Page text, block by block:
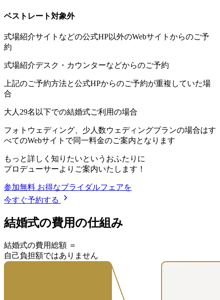
ベストレート対象外
式場紹介サイトなどの公式HP以外のWebサイトからのご予
約
式場紹介デスク・カウンターなどからのご予約
上記のご予約方法と公式HPからのご予約が重複していた場
合
大人29名以下での結婚式ご利用の場合
フォトウェディング、少人数ウェディングプランの場合はす
べてのWebサイトで同一料金のご案内となります
もっと詳しく知りたいというおふたりに
プロデューサーよりご案内いたします！
参加無料 お得なブライダルフェアを
今すぐ予約する
結婚式の費用の仕組み
結婚式の費用総額 ＝
自己負担額ではありません